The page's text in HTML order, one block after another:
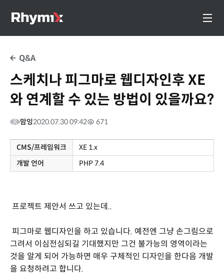
Q&A
스케치나 피그마로 웹디자인후 XE
와 연계할 수 있는 방법이 있을까요?
맘잉2020.07.30 09:42 671
CMS/프레임워크
XE 1.x
개발 언어
PHP 7.4
프로젝트 제안서 쓰고 있는데..
피그마로 웹디자인을 하고 있습니다. 예전엔 그냥 손그림으로
그려서 이심전심되길 기대했지만 그건 불가능의 영역이라는
것을 알게 되어 가능하면 매우 구체적인 디자인을 한다음 개발
을 요청하려고 합니다.